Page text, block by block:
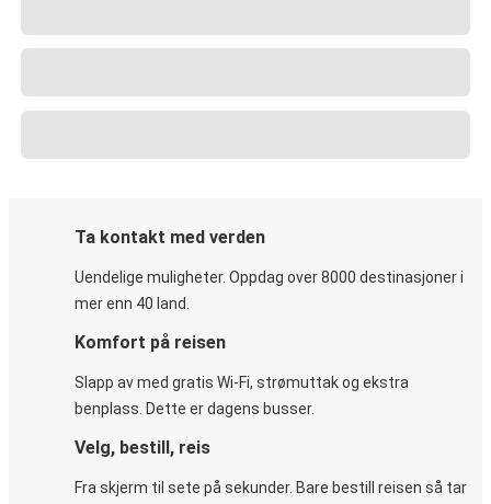
Ta kontakt med verden
Uendelige muligheter. Oppdag over 8000 destinasjoner i
mer enn 40 land.
Komfort på reisen
Slapp av med gratis Wi-Fi, strømuttak og ekstra
benplass. Dette er dagens busser.
Velg, bestill, reis
Fra skjerm til sete på sekunder. Bare bestill reisen så tar